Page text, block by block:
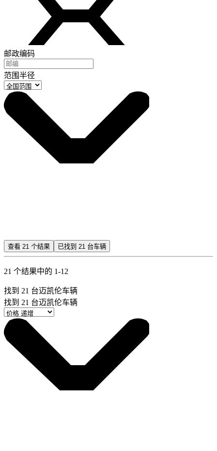
邮政编码
范围半径
查看 21 个结果 已找到 21 台车辆
21 个结果中的 1-12
找到 21 台迈凯伦车辆
找到 21 台迈凯伦车辆